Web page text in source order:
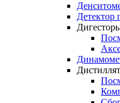
Детектор